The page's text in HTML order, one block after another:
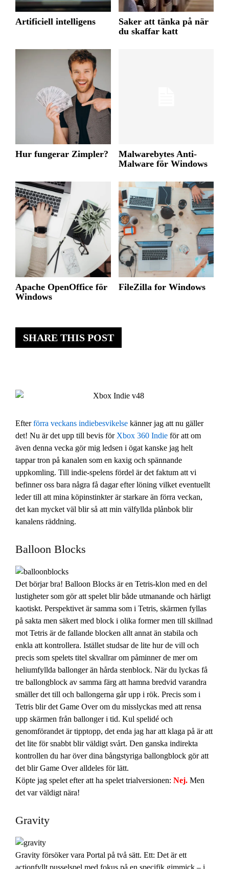
SHARE THIS POST
Efterförra veckans indiebesvikelse känner jag att nu gäller
det! Nu är det upp till bevis för Xbox 360 Indie för att om
även denna vecka gör mig ledsen i ögat kanske jag helt
tappar tron på kanalen som en kaxig och spännande
uppkomling. Till indie-spelens fördel är det faktum att vi
befinner oss bara några få dagar efter löning vilket eventuellt
leder till att mina köpinstinkter är starkare än förra veckan,
det kan mycket väl blir så att min välfyllda plånbok blir
kanalens räddning.
Balloon Blocks
Det börjar bra! Balloon Blocks är en Tetris-klon med en del
lustigheter som gör att spelet blir både utmanande och härligt
kaotiskt. Perspektivet är samma som i Tetris, skärmen fyllas
på sakta men säkert med block i olika former men till skillnad
mot Tetris är de fallande blocken allt annat än stabila och
enkla att kontrollera. Istället studsar de lite hur de vill och
precis som spelets titel skvallrar om påminner de mer om
heliumfyllda ballonger än hårda stenblock. När du lyckas få
tre ballongblock av samma färg att hamna bredvid varandra
smäller det till och ballongerna går upp i rök. Precis som i
Tetris blir det Game Over om du misslyckas med att rensa
upp skärmen från ballonger i tid. Kul spelidé och
genomförandet är tipptopp, det enda jag har att klaga på är att
det lite för snabbt blir väldigt svårt. Den ganska indirekta
kontrollen du har över dina bångstyriga ballongblock gör att
det blir Game Over alldeles för lätt.
Köpte jag spelet efter att ha spelet trialversionen: Nej. Men
det var väldigt nära!
Gravity
Gravity försöker vara Portal på två sätt. Ett: Det är ett
actionfyllt pusselspel med fokus på en specifik gimmick – i
Artificiell intelligens
Saker att tänka på när
du skaffar katt
Hur fungerar Zimpler?
Malwarebytes Anti-
Malware för Windows
Apache OpenOffice för
Windows
FileZilla for Windows